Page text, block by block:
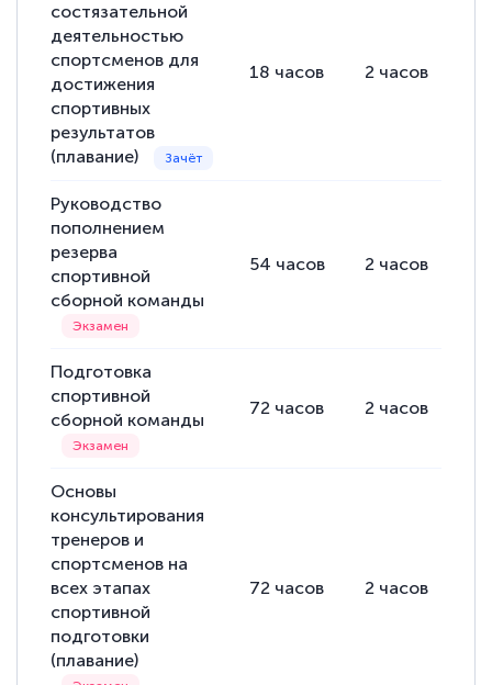
состязательной
деятельностью
спортсменов для
достижения
спортивных
результатов
(плавание)
18 часов 2 часов
Руководство
пополнением
резерва
спортивной
сборной команды
54 часов 2 часов
Подготовка
спортивной
сборной команды
72 часов 2 часов
Основы
консультирования
тренеров и
спортсменов на
всех этапах
спортивной
подготовки
(плавание)
72 часов 2 часов